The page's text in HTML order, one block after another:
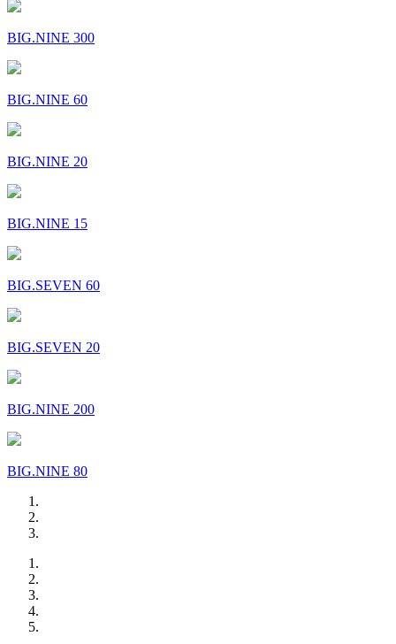
BIG.NINE 300
BIG.NINE 60
BIG.NINE 20
BIG.NINE 15
BIG.SEVEN 60
BIG.SEVEN 20
BIG.NINE 200
BIG.NINE 80